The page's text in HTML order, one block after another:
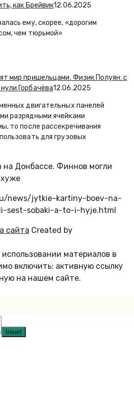
как Брейвик12.06.2025
ему, скорее, «дорогим
чем тюрьмой»
мир пришельцами. Физик Полуян: с
Горбачёва12.06.2025
двигательных панелей
разрядными ячейками
то после рассекречивания
для грузовых
Донбассе. Финнов могли
хуже
news/jytkie-kartiny-boev-na-
sest-sobaki-a-to-i-hyje.html
сайта Created by
материалов в
включить: активную ссылку
на нашем сайте.
Insert